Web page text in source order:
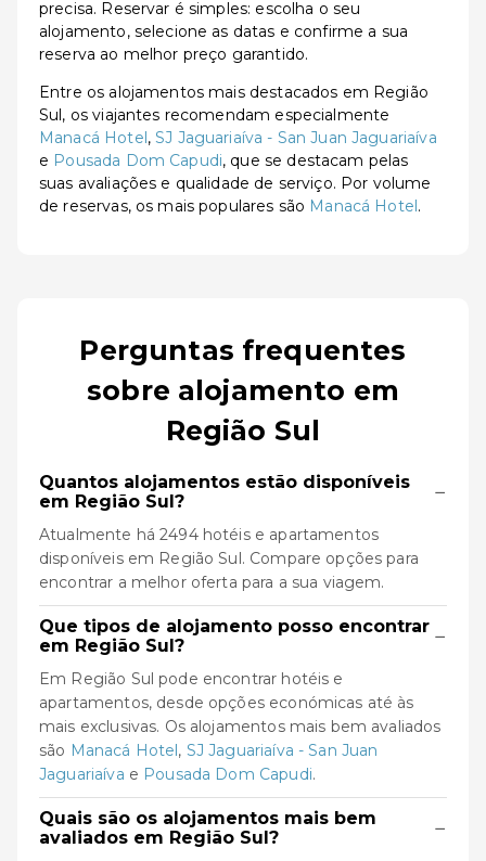
precisa. Reservar é simples: escolha o seu
alojamento, selecione as datas e confirme a sua
reserva ao melhor preço garantido.
Entre os alojamentos mais destacados em Região
Sul, os viajantes recomendam especialmente
Manacá Hotel,SJ Jaguariaíva - San Juan Jaguariaíva
e Pousada Dom Capudi, que se destacam pelas
suas avaliações e qualidade de serviço. Por volume
de reservas, os mais populares são Manacá Hotel.
Perguntas frequentes
sobre alojamento em
Região Sul
Quantos alojamentos estão disponíveis
em Região Sul?
−
Atualmente há 2494 hotéis e apartamentos
disponíveis em Região Sul. Compare opções para
encontrar a melhor oferta para a sua viagem.
Que tipos de alojamento posso encontrar
em Região Sul?
−
Em Região Sul pode encontrar hotéis e
apartamentos, desde opções económicas até às
mais exclusivas. Os alojamentos mais bem avaliados
são Manacá Hotel, SJ Jaguariaíva - San Juan
Jaguariaíva e Pousada Dom Capudi.
Quais são os alojamentos mais bem
avaliados em Região Sul?
−